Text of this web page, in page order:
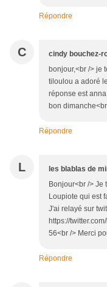
Répondre
C cindy bouchez-
bonjour,<br /> je
tiloulou a adoré
réponse est
bon
Répondre
L les blablas de
Bonjour<br /> Je
Loupiote qui est
J'ai relayé sur
https://
56<br /> Merci
Répondre